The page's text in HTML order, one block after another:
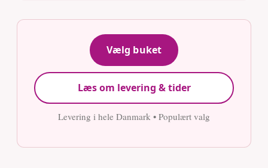
Vælg buket
Læs om levering & tider
Levering i hele Danmark • Populært valg